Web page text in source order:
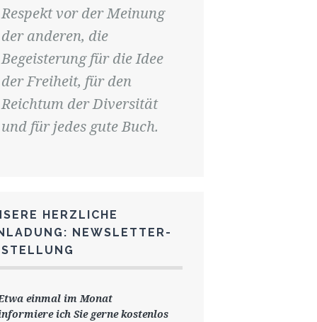
Respekt vor der Meinung
der anderen, die
Begeisterung für die Idee
der Freiheit, für den
Reichtum der Diversität
und für jedes gute Buch.
HERZLICHE
NEWSLETTER-
einmal im Monat
ich Sie gernekostenlos